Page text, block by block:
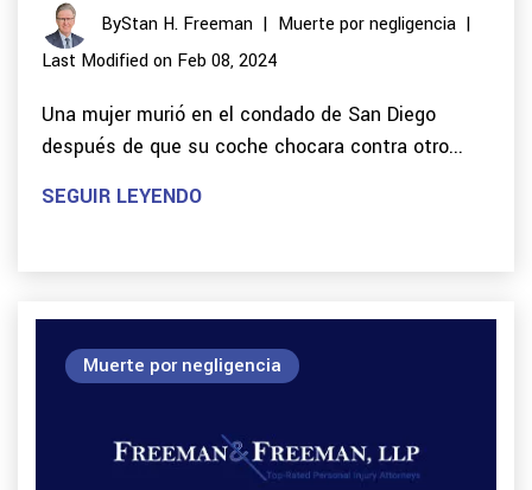
ByStan H. Freeman | Muerte por negligencia |
Last Modified on Feb 08, 2024
Una mujer murió en el condado de San Diego
después de que su coche chocara contra otro...
SEGUIR LEYENDO
Muerte por negligencia